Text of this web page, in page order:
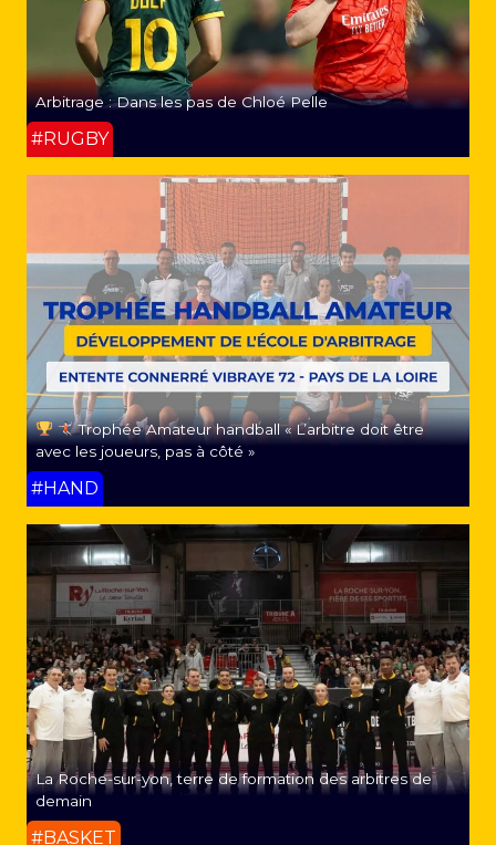
Arbitrage : Dans les pas de Chloé Pelle
#RUGBY
Trophée Amateur handball « L’arbitre doit être
avec les joueurs, pas à côté »
#HAND
La Roche-sur-yon, terre de formation des arbitres de
demain
#BASKET